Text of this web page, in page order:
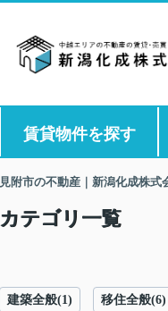
賃貸物件を探す
見附市の不動産｜新潟化成株式
カテゴリ一覧
建築全般(1) 移住全般(6)